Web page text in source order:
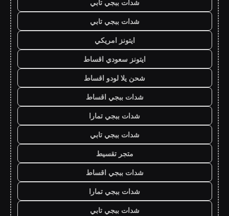
شدات ببجي تابي
شدات ببجي تابي
ايتونز امريكي
ايتونز سعودي اقساط
شحن يلا لودو اقساط
شدات ببجي اقساط
شدات ببجي تمارا
شدات ببجي تابي
متجر تقسيط
شدات ببجي اقساط
شدات ببجي تمارا
شدات ببجي تابي